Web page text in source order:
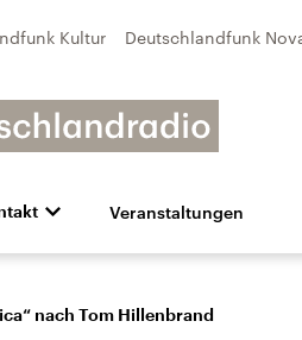
Kultur Deutschlandfunk
Veranstaltungen
nach Tom Hillenbrand